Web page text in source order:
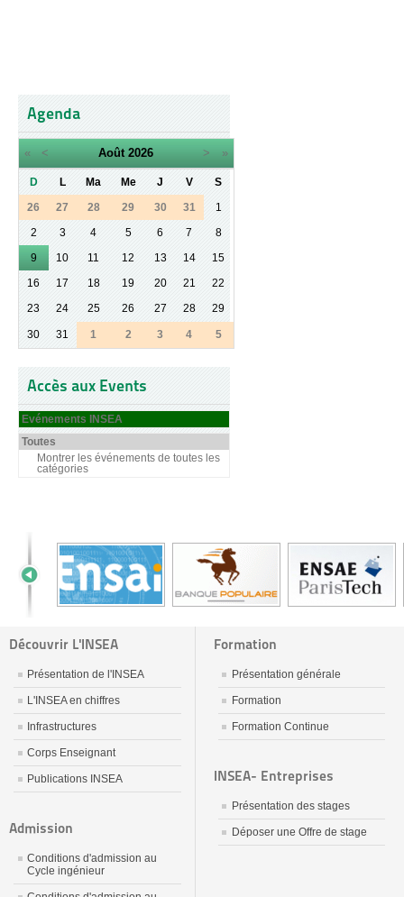
Agenda
« < Août 2026 > »
D L Ma Me J V
S
26
27 28 29 30 31
1
2
3 4 5 6 7
8
9
10 11 12 13 14
15
16
17 18 19 20 21
22
23
24 25 26 27 28 29
30 31 1 2 3 4 5
Accès aux Events
Evénements INSEA
Toutes
Montrer les événements de toutes les
catégories
Découvrir L'INSEA
Présentation de l'INSEA
L'INSEA en chiffres
Infrastructures
Corps Enseignant
Publications INSEA
Admission
Conditions d'admission au
Cycle ingénieur
Formation
Présentation générale
Formation
Formation Continue
INSEA- Entreprises
Présentation des stages
Déposer une Offre de stage